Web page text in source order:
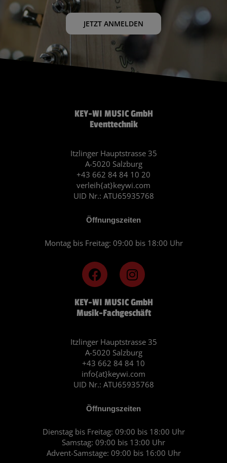
JETZT ANMELDEN
KEY-WI MUSIC GmbH
Musik-Fachgeschäft
Itzlinger Hauptstrasse 35
A-5020 Salzburg
+43 662 84 84 10
info{at}keywi.com
UID Nr.: ATU65935768
Öffnungszeiten
Dienstag bis Freitag: 09:00 bis 18:00 Uhr
Samstag: 09:00 bis 13:00 Uhr
Advent-Samstage: 09:00 bis 16:00 Uhr
F
a
c
e
b
o
k
I
n
s
t
a
r
a
m
KEY-WI MUSIC GmbH
Eventtechnik
Itzlinger Hauptstrasse 35
A-5020 Salzburg
+43 662 84 84 10 20
verleih{at}keywi.com
UID Nr.: ATU65935768
Öffnungszeiten
Montag bis Freitag: 09:00 bis 18:00 Uhr